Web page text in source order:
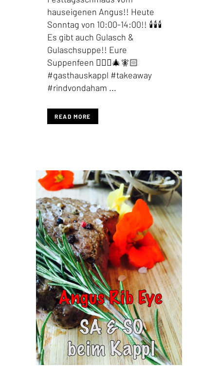
hauseigenen Angus!! Heute
Sonntag von 10:00-14:00!! 🕯🕯🕯
Es gibt auch Gulasch &
Gulaschsuppe!! Eure
Suppenfeen 🧚🏻‍♀️🎄🧚🏻
#gasthauskappl #takeaway
#rindvondaham ...
READ MORE